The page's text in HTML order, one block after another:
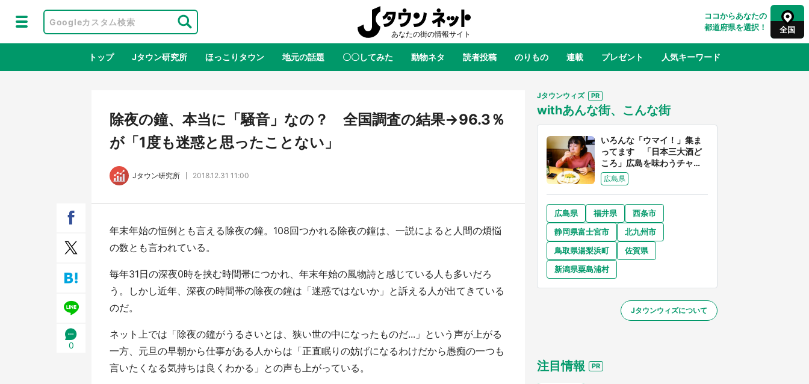
ココからあなたの
都道府県を選択！
全国
全国 全国
東北 青森 岩手 宮城 山形 福島
千葉 東京 神奈川
奈良 和歌山
中国 鳥取 島根 岡山 山口
九州 福岡 佐賀 長崎 大分 宮崎
トップ Jタウン研究所 ほっこりタウン 地元の話題 〇〇してみた 動物ネタ 読者投稿 のりもの 連載 プレゼント 人気キーワード
地域×二次元 あの時はありがとう 物語がはじまる町へ ふるさと納税
ラプラス・ダークネスが栃木県を征
服！？ 県公式プロモ動画で「聖地」
／1～10／26】
／1～31】
『小林さんちのメイドラゴン』と舞台
のモデル・越谷がコラボ 田んぼアー
トの見頃にあわせて企画続々【7／31
～】
もっとみる
除夜の鐘、本当に「騒音」なの？ 全国調査の結果→96.3％
が「1度も迷惑と思ったことない」
Jタウン研究所 2018.12.31 11:00
0
年末年始の恒例とも言える除夜の鐘。108回つかれる除夜の鐘は、一説によると人間の煩悩
の数とも言われている。
毎年31日の深夜0時を挟む時間帯につかれ、年末年始の風物詩と感じている人も多いだろ
う。しかし近年、深夜の時間帯の除夜の鐘は「迷惑ではないか」と訴える人が出てきている
のだ。
ネット上では「除夜の鐘がうるさいとは、狭い世の中になったものだ...」という声が上がる
一方、元旦の早朝から仕事がある人からは「正直眠りの妨げになるわけだから愚痴の一つも
言いたくなる気持ちは良くわかる」との声も上がっている。
Jタウンウィズ
withあんな街、こんな街
いろんな「ウマイ！」集ま
ってます 「日本三大酒ど
ころ」広島を味わうチャン
スが到来中
広島県
広島県 福井県
西条市
静岡県富士宮市
北九州市
鳥取県湯梨浜町
佐賀県
新潟県粟島浦村
Jタウンウィズについて
注目情報